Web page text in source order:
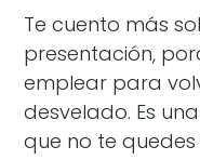
Te cuento más
presentación,
emplear para
desvelado. Es
que no te